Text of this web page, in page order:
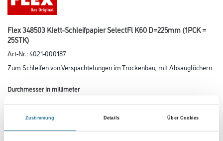
Zustimmung Details Über Cookies
Flex 348503 Klett-Schleifpapier SelectFl K60 D=225mm (1PCK =
25STK)
Art-Nr.:4021-000187
Zum Schleifen von Verspachtelungen im Trockenbau, mit Absauglöchern.
Durchmesser in millimeter